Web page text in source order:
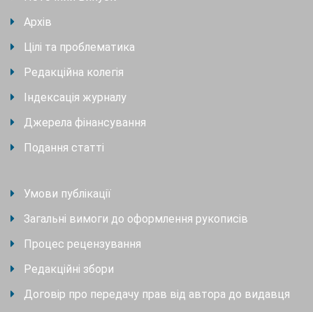
Архів
Цілі та проблематика
Редакційна колегія
Індексація журналу
Джерела фінансування
Подання статті
Умови публікації
Загальні вимоги до оформлення рукописів
Процес рецензування
Редакційні збори
Договір про передачу прав від автора до видавця